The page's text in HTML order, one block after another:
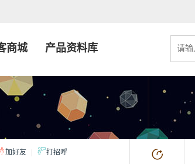
商城 产品资料库
加好友 打招呼